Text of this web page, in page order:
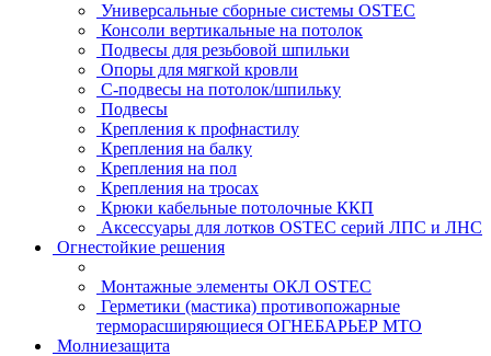
Универсальные сборные системы OSTEC
Консоли вертикальные на потолок
Подвесы для резьбовой шпильки
Опоры для мягкой кровли
С-подвесы на потолок/шпильку
Подвесы
Крепления к профнастилу
Крепления на балку
Крепления на пол
Крепления на тросах
Крюки кабельные потолочные ККП
Аксессуары для лотков OSTEC серий ЛПС и ЛНС
Огнестойкие решения
Монтажные элементы ОКЛ OSTEC
Герметики (мастика) противопожарные
терморасширяющиеся ОГНЕБАРЬЕР МТО
Молниезащита